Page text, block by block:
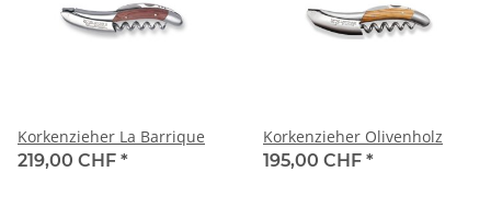
Korkenzieher La Barrique
219,00 CHF *
Korkenzieher Olivenholz
195,00 CHF *